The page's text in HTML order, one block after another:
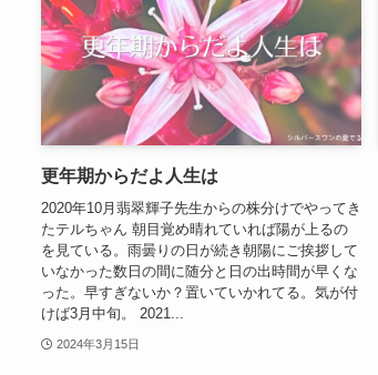
更年期からだよ人生は
2020年10月翡翠輝子先生からの株分けでやってき
たテルちゃん 朝目覚め晴れていれば陽が上るの
を見ている。雨曇りの日が続き朝陽にご挨拶して
いなかった数日の間に随分と日の出時間が早くな
った。早すぎないか？置いていかれてる。気が付
けば3月中旬。 2021...
2024年3月15日